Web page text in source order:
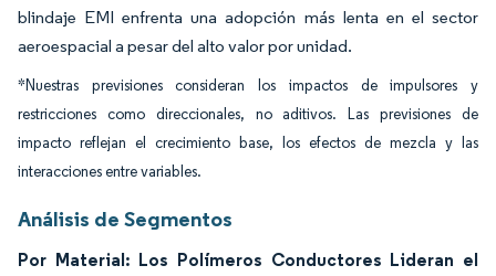
blindaje EMI enfrenta una adopción más lenta en el sector
aeroespacial a pesar del alto valor por unidad.
*Nuestras previsiones consideran los impactos de impulsores y
restricciones como direccionales, no aditivos. Las previsiones de
impacto reflejan el crecimiento base, los efectos de mezcla y las
interacciones entre variables.
Análisis de Segmentos
Por Material: Los Polímeros Conductores Lideran el